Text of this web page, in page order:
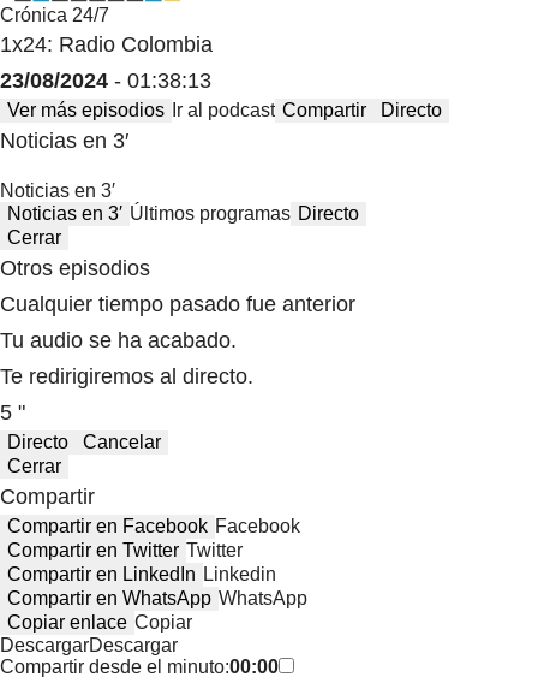
Crónica 24/7
1x24: Radio Colombia
23/08/2024 - 01:38:13
Ver más episodios Ir al podcast Compartir Directo
Noticias en 3′
Noticias en 3′
Noticias en 3′ Últimos programas Directo
Cerrar
Otros episodios
Cualquier tiempo pasado fue anterior
Tu audio se ha acabado.
Te redirigiremos al directo.
5 "
Directo
Cancelar
Cerrar
Compartir
Compartir en Facebook Facebook
Compartir en Twitter Twitter
Compartir en LinkedIn Linkedin
Compartir en WhatsApp WhatsApp
Copiar enlace Copiar
DescargarDescargar
Compartir desde el minuto:00:00